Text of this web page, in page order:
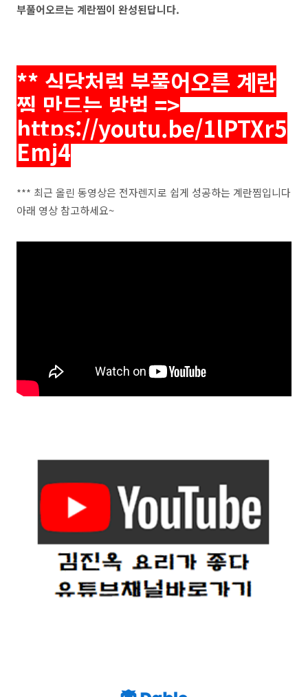
부풀어오르는 계란찜이 완성된답니다.
** 식당처럼 부풀어오른 계란
찜 만드는 방법 =>
https://youtu.be/1lPTXr5
Emj4
*** 최근 올린 동영상은 전자렌지로 쉽게 성공하는 계란찜입니다
아래 영상 참고하세요~